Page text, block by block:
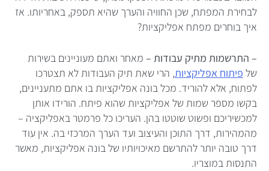
לבחירת המפתח, שכן החוויה והערך שהיא תספק, באחריותו. אז
איך בוחרים מפתח אפליקציות?
– התרשמות מתיק עבודות – מאחר ואתם מעוניינים בשירות
של פיתוח אפליקציות, הרי שאת תיק העבודות לא תצטרכו
לפתוח, אלא להוריד. מכל בונה אפליקציות בו אתם מתעניינים,
בקשו מספר שמות של אפליקציות שהוא פיתח. הורידו אותן
למכשיריכם ופשוט שוטטו בהן. העריכו כל פרמטר באפליקציה –
מהמהירות, דרך התוכן והעיצוב ועד הערך המרכזי בה. אין עוד
דרך טובה יותר להתרשם מאיכויותיו של בונה אפליקציות, מאשר
התנסות במוצריו.